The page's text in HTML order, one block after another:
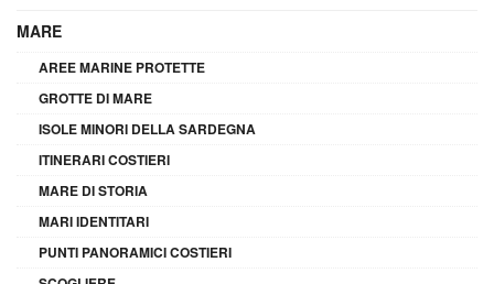
MARE
AREE MARINE PROTETTE
GROTTE DI MARE
ISOLE MINORI DELLA SARDEGNA
ITINERARI COSTIERI
MARE DI STORIA
MARI IDENTITARI
PUNTI PANORAMICI COSTIERI